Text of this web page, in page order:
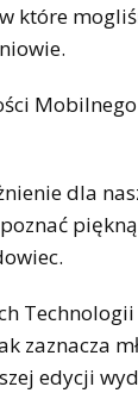
które
dla
zaznacza
edycji